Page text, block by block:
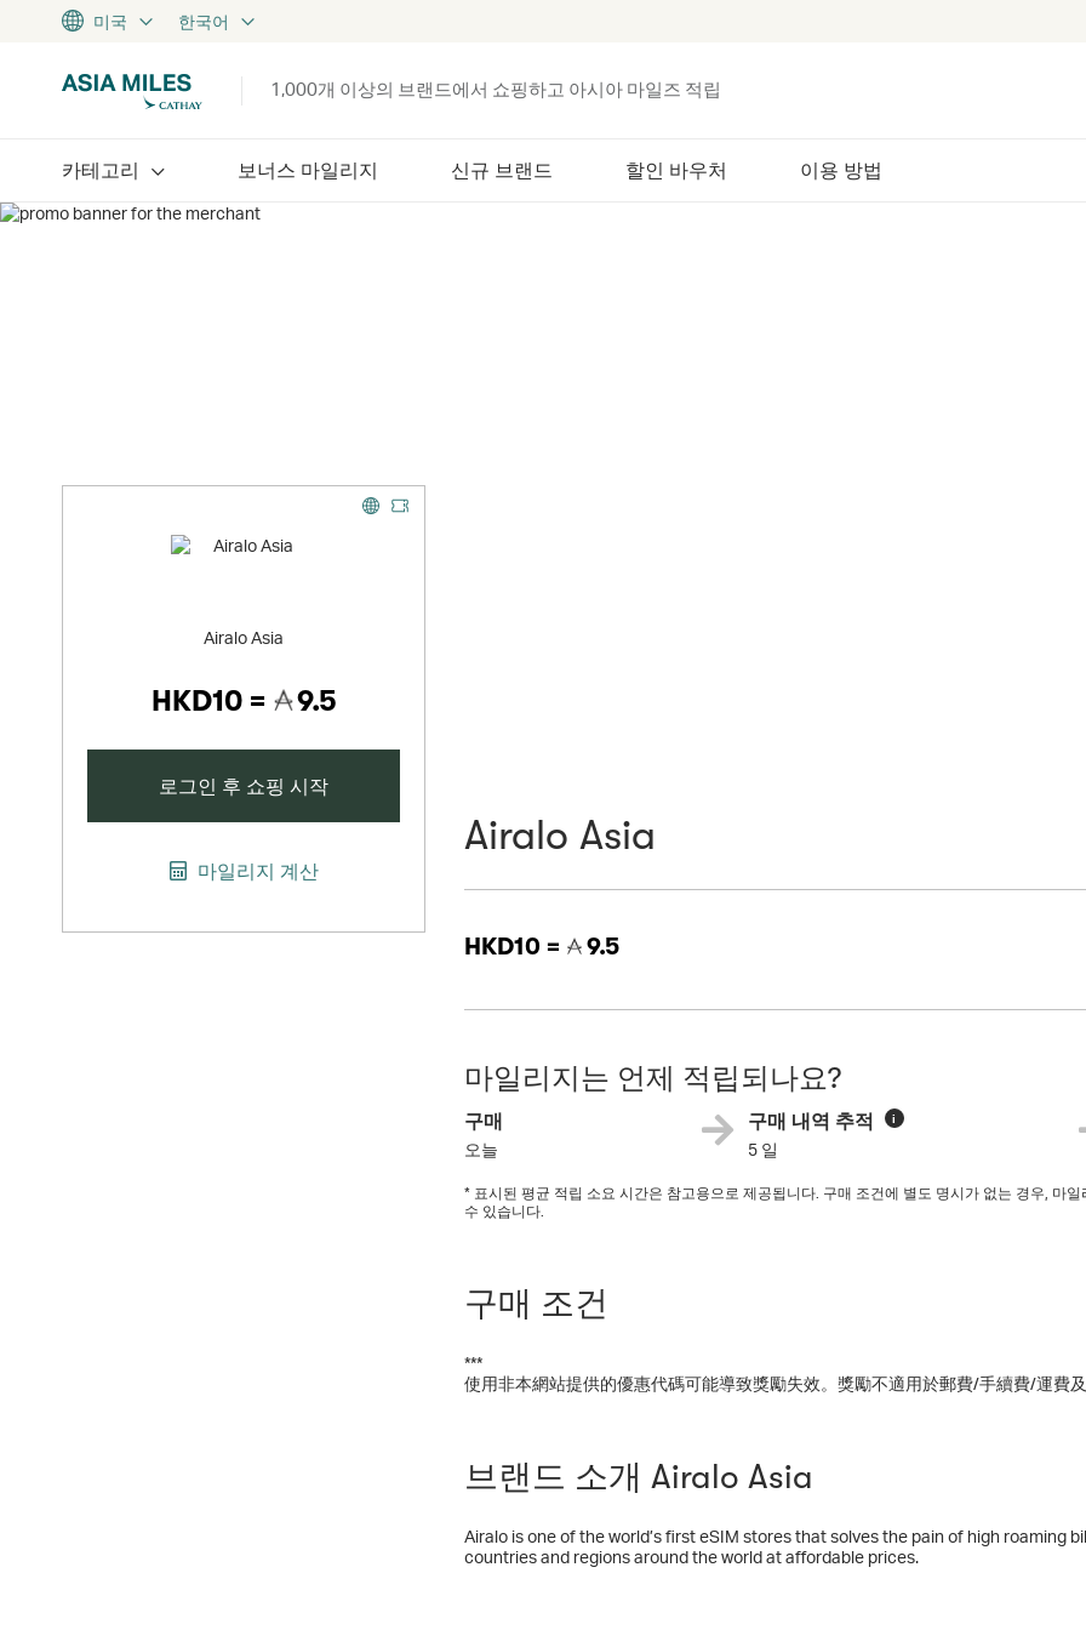
미국 한국어
1,000개 이상의 브랜드에서 쇼핑하고 아시아 마일즈 적립
카테고리 보너스 마일리지 신규 브랜드 할인 바우처 이용 방법
Airalo Asia
HKD10 = 9.5
로그인 후 쇼핑 시작
마일리지 계산
Airalo Asia
HKD10 = 9.5
마일리지는 언제 적립되나요?
구매
오늘
구매 내역 추적 i
5 일
* 표시된 평균 적립 소요 시간은 참고용으로 제공됩니다. 구매 조건에 별도 명시가 없는 경우, 마
수 있습니다.
구매 조건
***
使用非本網站提供的優惠代碼可能導致獎勵失效。獎勵不適用於郵費/手續費/運費
브랜드 소개 Airalo Asia
Airalo is one of the world’s first eSIM stores that solves the pain of high roaming
countries and regions around the world at affordable prices.